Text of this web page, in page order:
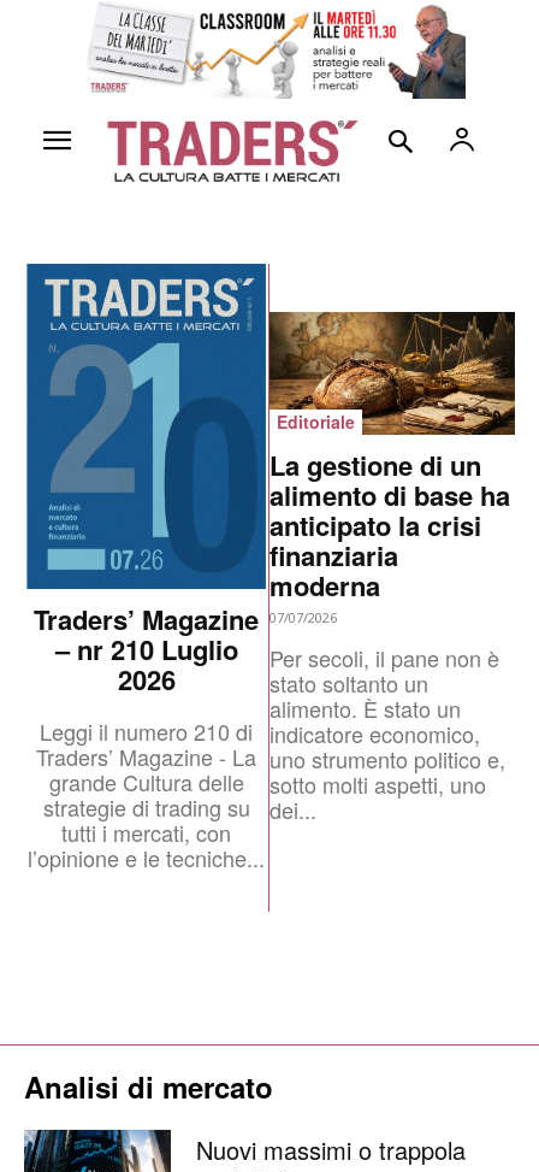
Traders’ Magazine
– nr 210 Luglio
2026
Leggi il numero 210 di
Traders’ Magazine - La
grande Cultura delle
strategie di trading su
tutti i mercati, con
l’opinione e le tecniche...
Editoriale
La gestione di un
alimento di base ha
anticipato la crisi
finanziaria
moderna
07/07/2026
Per secoli, il pane non è
stato soltanto un
alimento. È stato un
indicatore economico,
uno strumento politico e,
sotto molti aspetti, uno
dei...
Analisi di mercato
Nuovi massimi o trappola